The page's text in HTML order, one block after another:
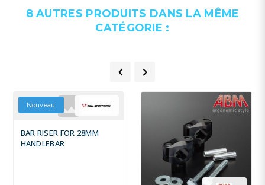
8 AUTRES PRODUITS DANS LA MÊME
CATÉGORIE :
 
Nouveau
BAR RISER FOR 28MM
HANDLEBAR